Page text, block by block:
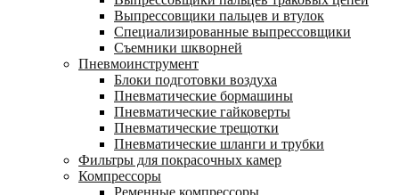
Выпрессовщики пальцев и втулок
Специализированные выпрессовщики
Cъемники шкворней
Пневмоинструмент
Блоки подготовки воздуха
Пневматические бормашины
Пневматические гайковерты
Пневматические трещотки
Пневматические шланги и трубки
Фильтры для покрасочных камер
Компрессоры
Ременные компрессоры